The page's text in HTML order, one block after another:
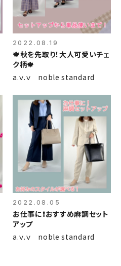
2022.08.19
🍁秋を先取り！大人可愛いチェ
ク柄🍁
a.ｖ.ｖ noble standard
2022.08.05
お仕事に❗おすすめ麻調セット
アップ
a.ｖ.ｖ noble standard